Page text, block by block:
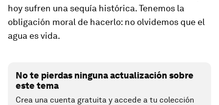
hoy sufren una sequía histórica. Tenemos la
obligación moral de hacerlo: no olvidemos que el
agua es vida.
No te pierdas ninguna actualización sobre
este tema
Crea una cuenta gratuita y accede a tu colección